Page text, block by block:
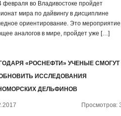
февраля во Владивостоке пройдет
мира по дайвингу в дисциплине
ориентирование. Это
аналогов в мире, пройдет уже […]
«РОСНЕФТИ» УЧЕНЫЕ СМОГУТ
ИССЛЕДОВАНИЯ
ДЕЛЬФИНОВ
Просмотров: